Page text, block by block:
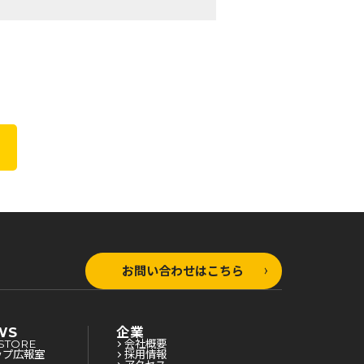
お問い合わせはこちら
広報室
企業
会社概要
採用情報